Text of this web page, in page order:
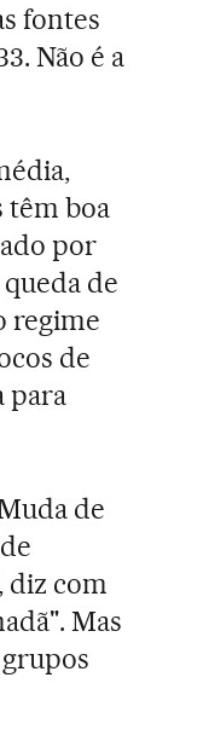
fontes
Não é a
têm boa
por
de
regime
de
para
de
diz com
Mas